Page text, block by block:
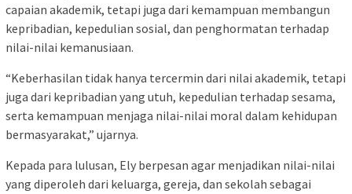
capaian akademik, tetapi juga dari kemampuan membangun
kepribadian, kepedulian sosial, dan penghormatan terhadap
nilai-nilai kemanusiaan.
“Keberhasilan tidak hanya tercermin dari nilai akademik, tetapi
juga dari kepribadian yang utuh, kepedulian terhadap sesama,
serta kemampuan menjaga nilai-nilai moral dalam kehidupan
bermasyarakat,” ujarnya.
Kepada para lulusan, Ely berpesan agar menjadikan nilai-nilai
yang diperoleh dari keluarga, gereja, dan sekolah sebagai